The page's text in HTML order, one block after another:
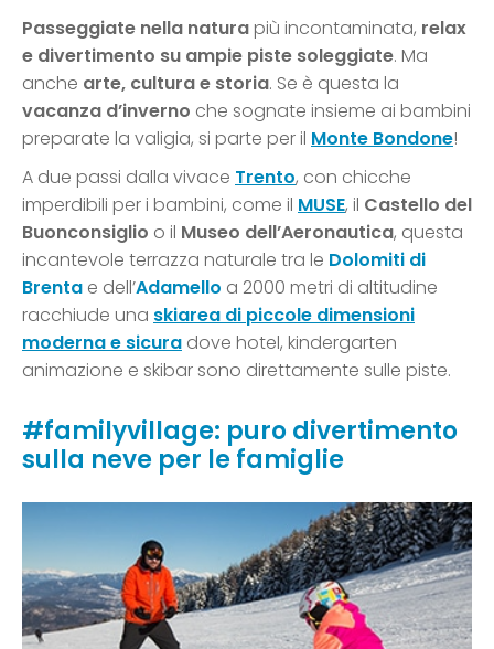
Passeggiate nella naturapiù incontaminata, relax
e divertimento su ampie piste soleggiate. Ma
anche arte, cultura e storia. Se è questa la
vacanza d’inverno che sognate insieme ai bambini
preparate la valigia, si parte per il Monte Bondone!
A due passi dalla vivace Trento, con chicche
imperdibili per i bambini, come il MUSE, il Castello del
Buonconsiglio o il Museo dell’Aeronautica, questa
incantevole terrazza naturale tra le Dolomiti di
Brenta e dell’Adamello a 2000 metri di altitudine
racchiude una skiarea di piccole dimensioni
moderna e sicura dove hotel, kindergarten
animazione e skibar sono direttamente sulle piste.
#familyvillage: puro divertimento
sulla neve per le famiglie